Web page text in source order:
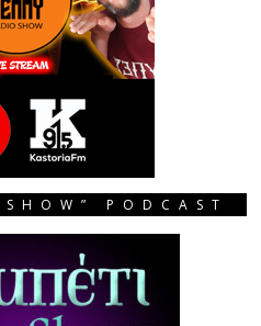
PODCAST